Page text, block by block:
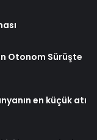
Otonom Sürüşte
en küçük atı